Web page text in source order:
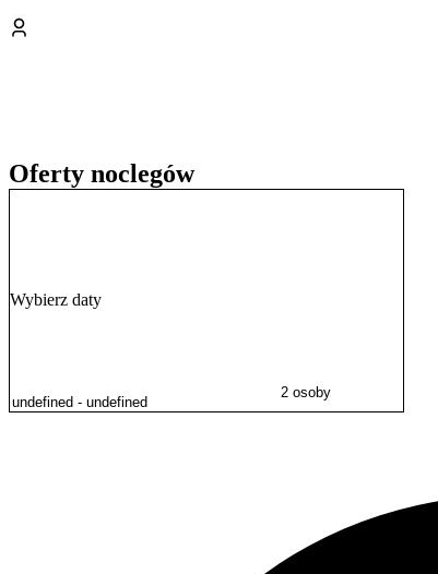
z najważniejszych punktów na turystycznej mapie miasta.
Oferty noclegów
Wybierz daty
2 osoby